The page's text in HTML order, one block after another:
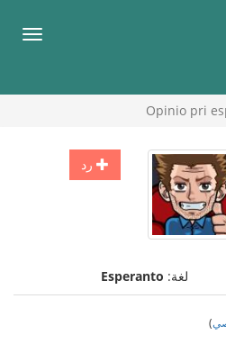
قائمة
Opinio pri
رد
لغة: Esperanto
)